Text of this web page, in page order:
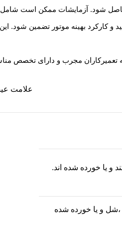
حاصل شود. آزمایشات ممکن است
بهینه موتور تضمین شود.
مجرب و دارای تخصص
علامت
و یا خورده شده اند.
،شل و یا خورده شده